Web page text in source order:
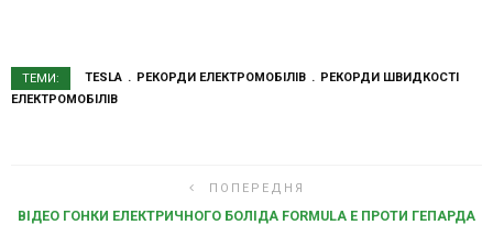
ТЕМИ: TESLA РЕКОРДИ ЕЛЕКТРОМОБІЛІВ
РЕКОРДИ ШВИДКОСТІ
ЕЛЕКТРОМОБІЛІВ
ПОПЕРЕДНЯ
ВІДЕО ГОНКИ ЕЛЕКТРИЧНОГО БОЛІДА FORMULA E ПРОТИ ГЕПАРДА